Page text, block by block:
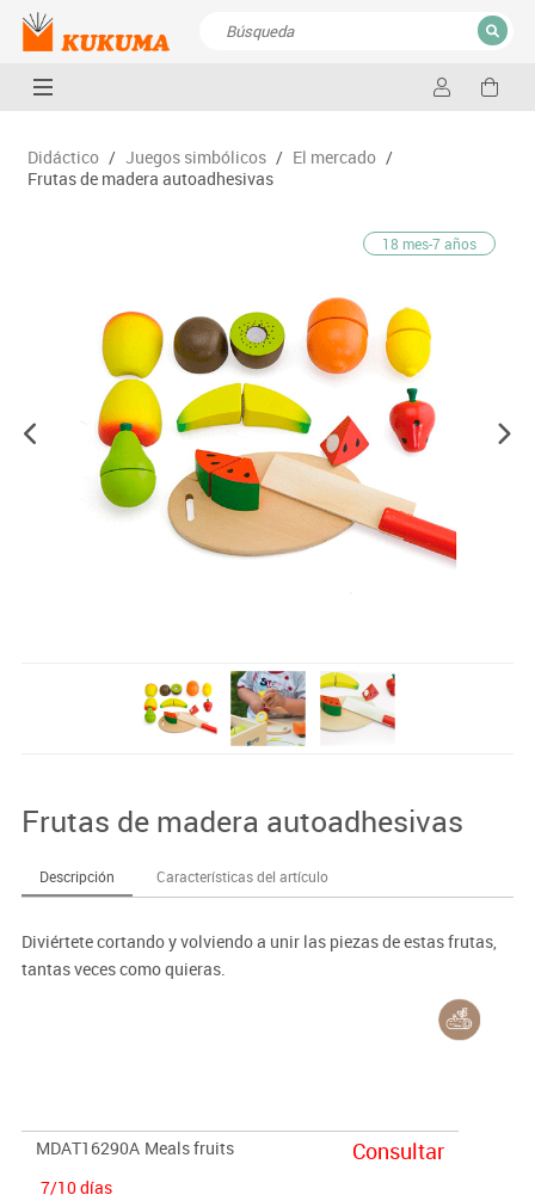
CERRAR
Didáctico / Juegos simbólicos / El mercado /
Frutas de madera autoadhesivas
18 mes-7 años
Frutas de madera autoadhesivas
Descripción Características del artículo
Diviértete cortando y volviendo a unir las piezas de estas frutas,
tantas veces como quieras.
MDAT16290A Meals fruits
7/10 días
Consultar